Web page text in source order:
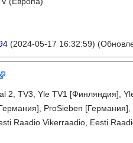
(2024-05-17 16:32:59)
2, TV3, Yle TV1 [Финляндия],
ProSieben
Raadio Vikerraadio, Eesti